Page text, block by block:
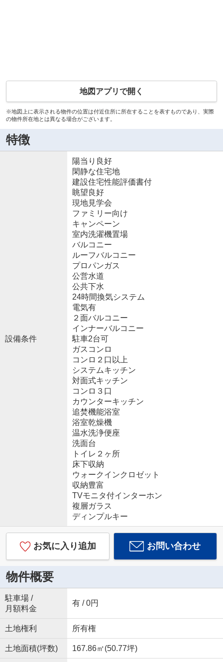
地図アプリで開く
※地図上に表示される物件の位置は付近住所に所在することを表すものであり、実際
の物件所在地とは異なる場合がございます。
特徴
設備条件
陽当り良好
閑静な住宅地
建設住宅性能評価書付
眺望良好
現地見学会
ファミリー向け
キャンペーン
室内洗濯機置場
バルコニー
ルーフバルコニー
プロパンガス
公営水道
公共下水
24時間換気システム
電気有
２面バルコニー
インナーバルコニー
駐車2台可
ガスコンロ
コンロ２口以上
システムキッチン
対面式キッチン
コンロ３口
カウンターキッチン
追焚機能浴室
浴室乾燥機
温水洗浄便座
洗面台
トイレ２ヶ所
床下収納
ウォークインクロゼット
収納豊富
TVモニタ付インターホン
複層ガラス
ディンプルキー
お気に入り追加 お問い合わせ
物件概要
駐車場 /
月額料金
有 / 0円
土地権利 所有権
土地面積(坪数) 167.86㎡(50.77坪)